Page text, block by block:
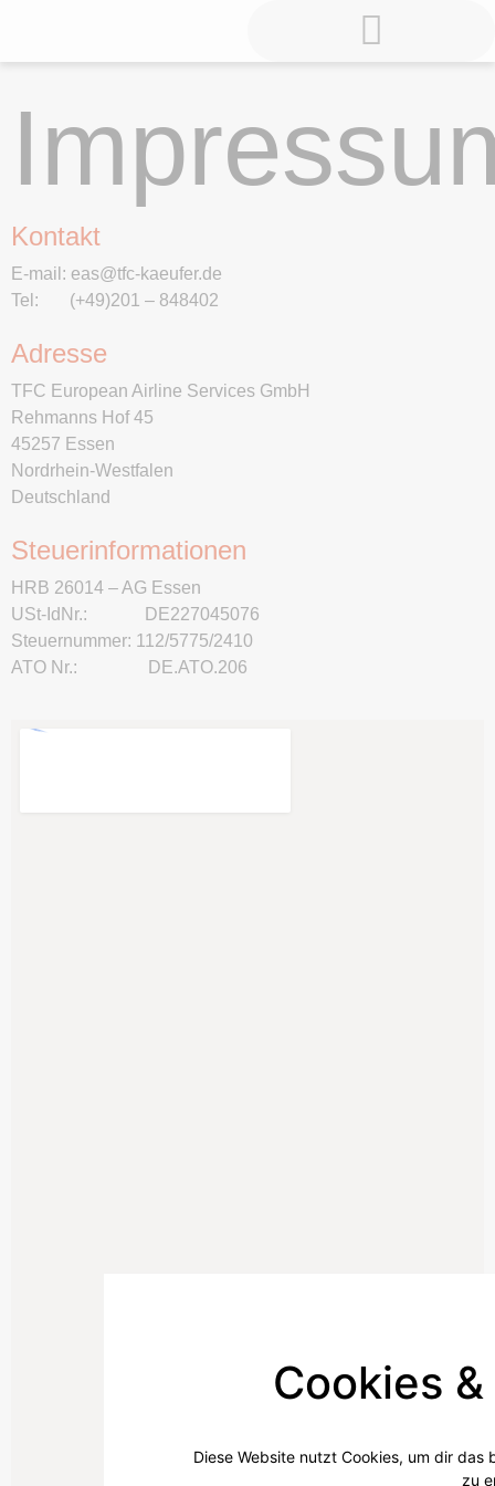
Kontakt
E-mail: eas@tfc-kaeufer.de
Tel: (+49)201 – 848402
Adresse
TFC European Airline Services GmbH
Rehmanns Hof 45
45257 Essen
Nordrhein-Westfalen
Deutschland
Steuerinformationen
HRB 26014 – AG Essen
USt-IdNr.: DE227045076
Steuernummer: 112/5775/2410
ATO Nr.: DE.ATO.206
Cookies
Diese Website nutzt Cookies, um dir
zu